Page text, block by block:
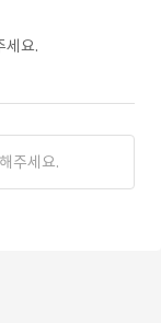
세요.
해주세요.